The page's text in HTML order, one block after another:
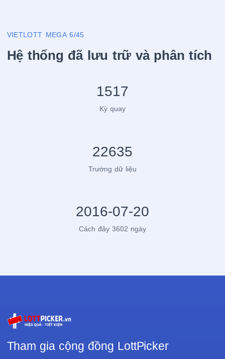
VIETLOTT MEGA 6/45
Hệ thống đã lưu trữ và phân tích
1517
Kỳ quay
22635
Trường dữ liệu
2016-07-20
Cách đây 3602 ngày
Tham gia cộng đồng LottPicker